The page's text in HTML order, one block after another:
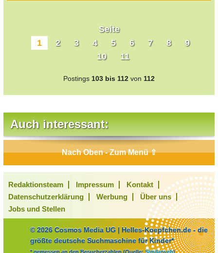
Seite
1
2 3 4 5 6 7 8
9
10
11
Postings 103 bis 112 von 112
Auch interessant:
Nach Oben - Zum Menü ⇧
Redaktionsteam Impressum
Kontakt
Datenschutzerklärung
Werbung
Über uns
Jobs und Stellen
© 2026 Cosmos Media UG | Helles-Koepfchen.de - die
größte deutsche Suchmaschine für Kinder*
* gemessen an den Besucherzahlen (Quelle: Similarweb)